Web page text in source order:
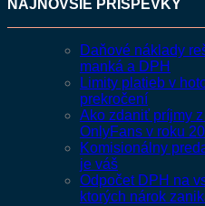
NAJNOVŠIE PRÍSPEVKY
Daňové náklady
manká a DPH
Limity platieb v
prekročení
Ako zdaniť príjmy
OnlyFans v roku
Komisionálny
je váš
Odpočet DPH na
ktorých nárok